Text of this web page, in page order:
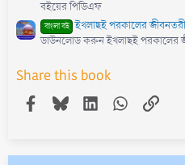
বইয়ের পিডিএফ
বাংলা বই ইখলাছই পরকালের
ডাউনলোড করুন ইখলাছই পরকালের
Share this book
Facebook
BlueskyLinkedInWhatsApp
Link